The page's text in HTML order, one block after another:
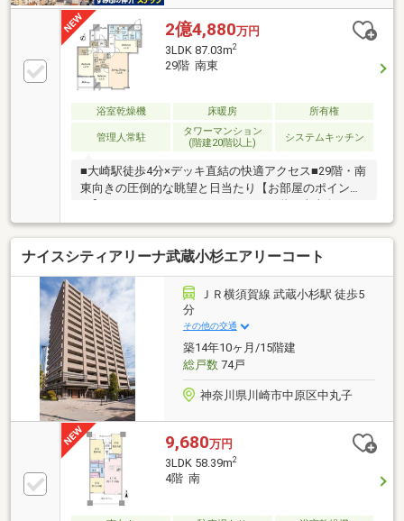
2億4,880万円
3LDK 87.03m2
29階 南東
浴室乾燥機 床暖房 所有権
管理人常駐
タワーマンション
(階建20階以上)
システムキッチン
■大崎駅徒歩4分×デッキ直結の快適アクセス■29階・南
東向きの圧倒的な眺望と日当たり【お部屋のポイン
つき陽当たり、眺望良好・WIC・SIC・トランクルーム
付きの豊富な収納【リフォーム内容】・全居室クロス
張替・フローリング増し張り（Panasonicウスイー
タ）・ユニットバス交換（1620サイズ）・給湯器交
換、トイレ交換・キッチン・洗面水栓交換、ハウスク
リーニング実施【周辺環境のポイント】・JR山手線
「大崎」駅徒歩4分・ペデストリアンデッキ直結・再
開発が進む大崎エリア
ナイスシティアリーナ武蔵小杉エアリーコート
ＪＲ横須賀線 武蔵小杉駅 徒歩5
分
その他の交通
築14年10ヶ月/15階建
総戸数74戸
神奈川県川崎市中原区中丸子
9,680万円
3LDK 58.39m2
4階 南